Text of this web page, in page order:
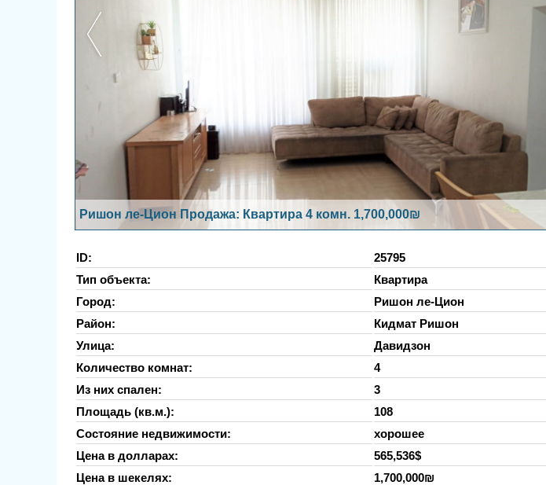
Ришон ле-Цион Продажа: Квартира 4 комн. 1,700,000₪
ID:
25795
Тип объекта:
Квартира
Город:
Ришон ле-Цион
Район:
Кидмат Ришон
Улица:
Давидзон
Количество комнат:
4
Из них спален:
3
Площадь (кв.м.):
108
Состояние недвижимости:
хорошее
Цена в долларах:
565,536$
Цена в шекелях:
1,700,000₪